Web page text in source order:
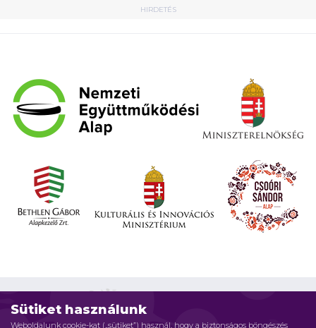
Sütiket használunk
Weboldalunk cookie-kat („sütiket”) használ, hogy a biztonságos böngészés
HIRDETÉS